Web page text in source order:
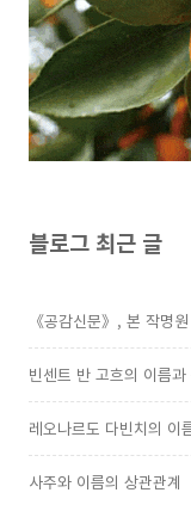
블로그 최근 글
《공감신문》, 본 작명
빈센트 반 고흐의 이름과
레오나르도 다빈치의 이
사주와 이름의 상관관계